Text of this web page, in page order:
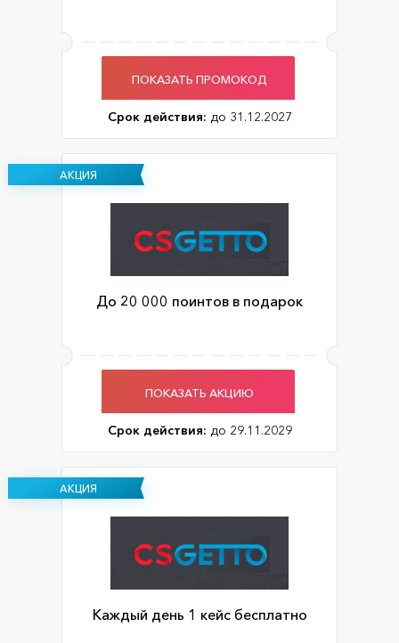
ПОКАЗАТЬ ПРОМОКОД
Срок действия: до 31.12.2027
АКЦИЯ
До 20 000 поинтов в подарок
ПОКАЗАТЬ АКЦИЮ
Срок действия: до 29.11.2029
АКЦИЯ
Каждый день 1 кейс бесплатно